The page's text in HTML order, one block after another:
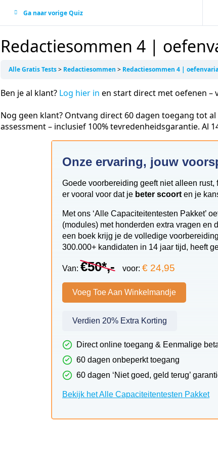
Ga naar vorige Quiz
Redactiesommen 4 |
Alle Gratis Tests Redactiesommen Redactiesommen 4 |
Ben je al klant? Log hier in en start direct met oefenen –
Nog geen klant? Ontvang direct 60 dagen toegang tot
assessment – inclusief 100% tevredenheidsgarantie. Al
Onze ervaring, jouw
Goede voorbereiding geeft niet alleen
er vooral voor dat je beter scoort en je
Met ons ‘Alle Capaciteitentesten Pakket’
(modules) met honderden extra vragen en
een boek krijg je de volledige
300.000+ kandidaten in 14 jaar tijd, heeft
Van: €50*,- voor: € 24,95
Voeg Toe Aan Winkelmandje
Verdien 20% Extra Korting
Direct online toegang & Eenmalige
60 dagen onbeperkt toegang
60 dagen ‘Niet goed, geld terug’
Bekijk het Alle Capaciteitentesten Pakket